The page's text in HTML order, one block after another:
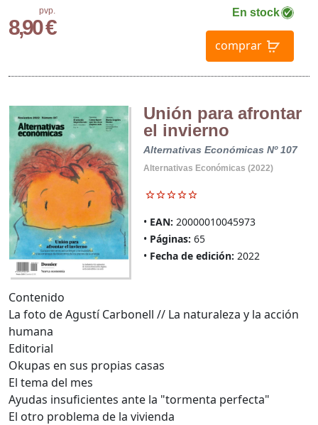
pvp.
8,90 €
En stock
comprar
Unión para afrontar
el invierno
Alternativas Económicas Nº 107
Alternativas Económicas (2022)
EAN: 20000010045973
Páginas: 65
Fecha de edición: 2022
Contenido
La foto de Agustí Carbonell // La naturaleza y la acción
humana
Editorial
Okupas en sus propias casas
El tema del mes
Ayudas insuficientes ante la "tormenta perfecta"
El otro problema de la vivienda